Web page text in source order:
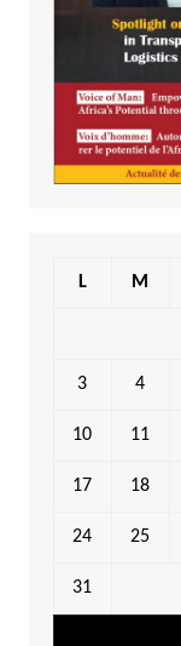
L M
3 4
10 11
17 18
24 25
31